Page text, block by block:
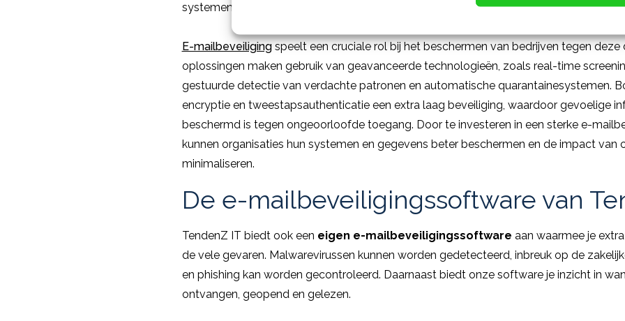
systemen, met vergaande gevolgen zoals datadiefstal, systeemverstoring of zelfs
E-mailbeveiligingspeelt een cruciale rol bij het beschermen van bedrijven tegen deze
oplossingen maken gebruik van geavanceerde technologieën, zoals real-time
gestuurde detectie van verdachte patronen en automatische quarantainesystemen.
encryptie en tweestapsauthenticatie een extra laag beveiliging, waardoor gevoelige
beschermd is tegen ongeoorloofde toegang. Door te investeren in een sterke e-
kunnen organisaties hun systemen en gegevens beter beschermen en de impact van
minimaliseren.
De e-mailbeveiligingssoftware van
TendenZ IT biedt ook een eigen e-mailbeveiligingssoftware aan waarmee je
de vele gevaren. Malwarevirussen kunnen worden gedetecteerd, inbreuk op de
en phishing kan worden gecontroleerd. Daarnaast biedt onze software je inzicht in
ontvangen, geopend en gelezen.